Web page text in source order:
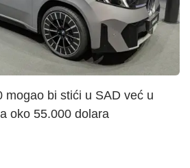
mogao bi stići u SAD već u
oko 55.000 dolara